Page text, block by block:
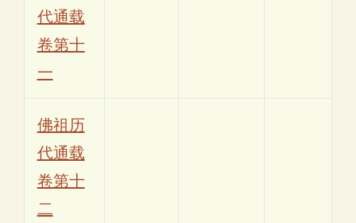
代通载
卷第十
一
佛祖历
代通载
卷第十
二